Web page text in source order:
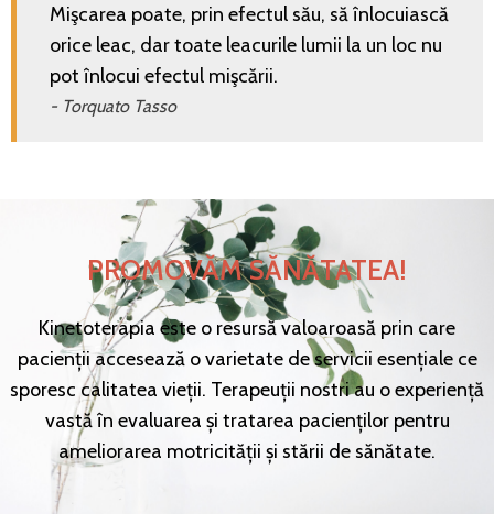
Mişcarea poate, prin efectul său, să înlocuiască
orice leac, dar toate leacurile lumii la un loc nu
pot înlocui efectul mişcării.
- Torquato Tasso
PROMOVĂM SĂNĂTATEA!
Kinetoterapia este o resursă valoaroasă prin care
pacienții accesează o varietate de servicii esențiale ce
sporesc calitatea vieții. Terapeuții nostri au o experiență
vastă în evaluarea și tratarea pacienților pentru
ameliorarea motricității și stării de sănătate.